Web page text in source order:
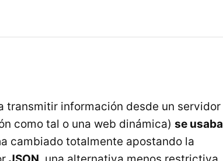
transmitir información desde un servidor
como tal o una web dinámica) se usaba
cambiado totalmente apostando la